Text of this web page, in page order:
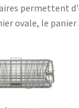
permettent
ovale, le